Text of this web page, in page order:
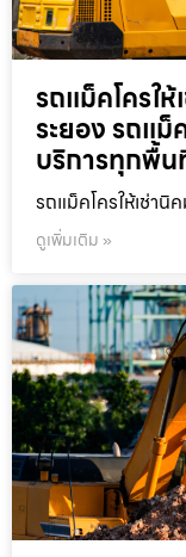
รถแม็คโครใ
ระยอง รถแม็
บริการทุกพื้น
รถแม็คโครให้เช่า
ดูเพิ่มเติม »